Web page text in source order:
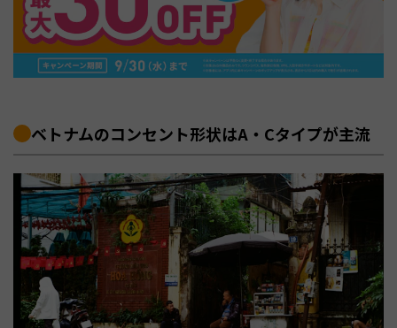
ベトナムのコンセント形状はA・Cタイプが主流